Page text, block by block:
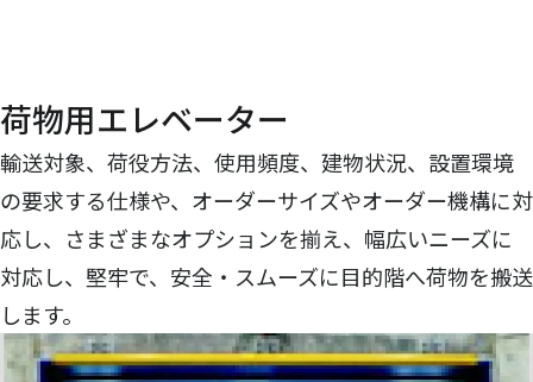
荷物用エレベーター
輸送対象、荷役方法、使用頻度、建物状況、設置環境
の要求する仕様や、オーダーサイズやオーダー機構に対
応し、さまざまなオプションを揃え、幅広いニーズに
対応し、堅牢で、安全・スムーズに目的階へ荷物を搬送
します。